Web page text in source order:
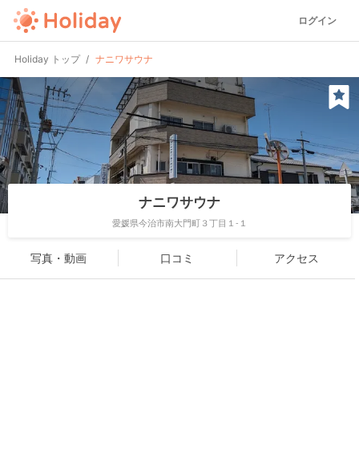
ログイン
Holiday トップ ナニワサウナ
ナニワサウナ
愛媛県今治市南大門町３丁目１-１
写真・動画 口コミ アクセス